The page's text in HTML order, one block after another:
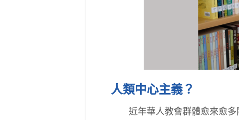
人類中心主義？
近年華人教會群體愈來愈多